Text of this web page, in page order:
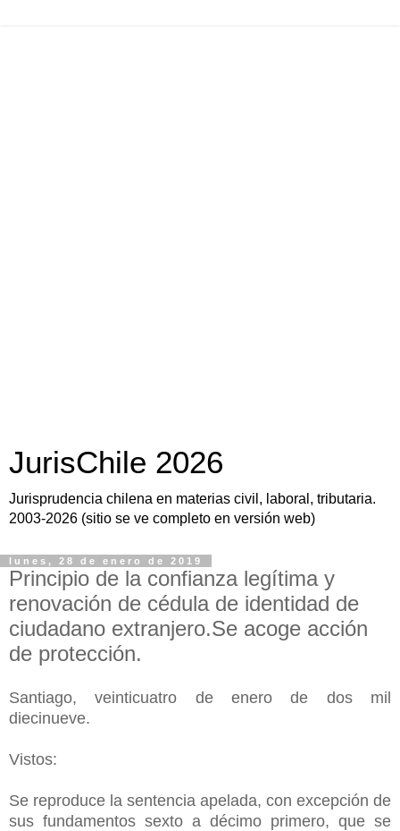
JurisChile 2026
Jurisprudencia chilena en materias civil, laboral, tributaria.
2003-2026 (sitio se ve completo en versión web)
lunes, 28 de enero de 2019
Principio de la confianza legítima y
renovación de cédula de identidad de
ciudadano extranjero.Se acoge acción
de protección.
Santiago, veinticuatro de enero de dos mil
diecinueve.
Vistos:
Se reproduce la sentencia apelada, con excepción de
sus fundamentos sexto a décimo primero, que se